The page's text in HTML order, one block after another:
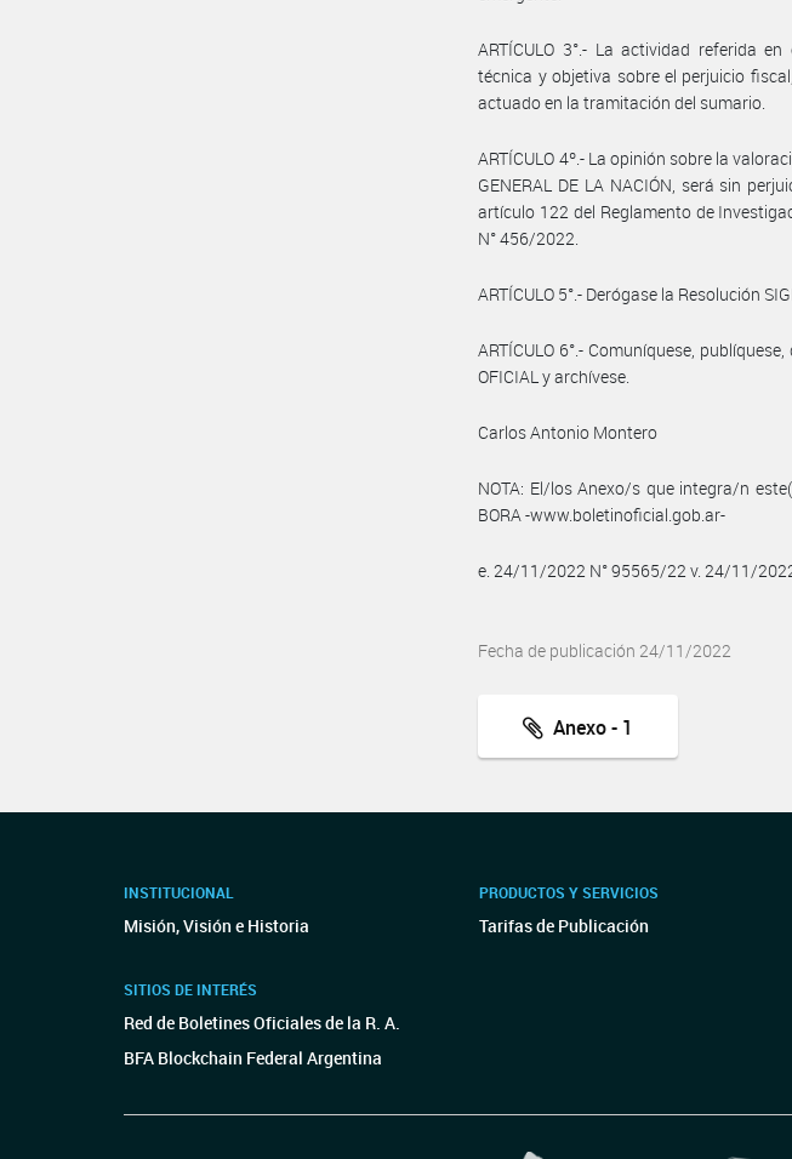
ARTÍCULO 3°.- La actividad referida
técnica y objetiva sobre el perjuicio
actuado en la tramitación del sumario.
ARTÍCULO 4º.- La opinión sobre la
GENERAL DE LA NACIÓN, será sin
artículo 122 del Reglamento de
N° 456/2022.
ARTÍCULO 5°.- Derógase la Resolución
ARTÍCULO 6°.- Comuníquese,
OFICIAL y archívese.
Carlos Antonio Montero
NOTA: El/los Anexo/s que integra/n
BORA -www.boletinoficial.gob.ar-
e. 24/11/2022 N° 95565/22 v. 24/11/
Fecha de publicación 24/11/2022
Anexo - 1
INSTITUCIONAL
Misión, Visión e Historia
SITIOS DE INTERÉS
Red de Boletines Oficiales de la R. A.
BFA Blockchain Federal Argentina
PRODUCTOS Y SERVICIOS
Tarifas de Publicación